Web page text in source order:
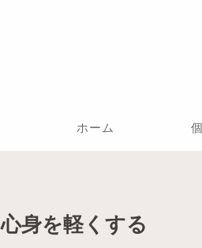
ホーム
心身を軽くする